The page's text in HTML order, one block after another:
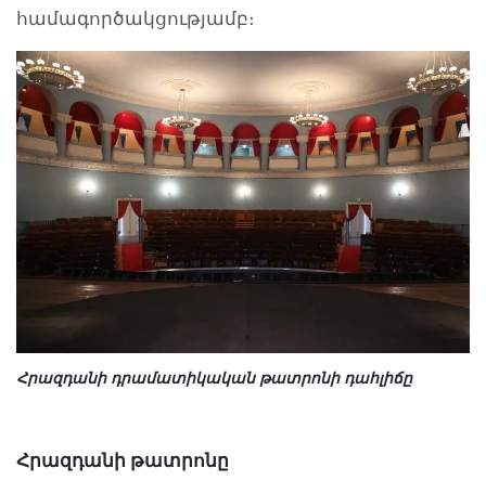
համագործակցությամբ։
Հրազդանի դրամատիկական թատրոնի դահլիճը
Հրազդանի թատրոնը